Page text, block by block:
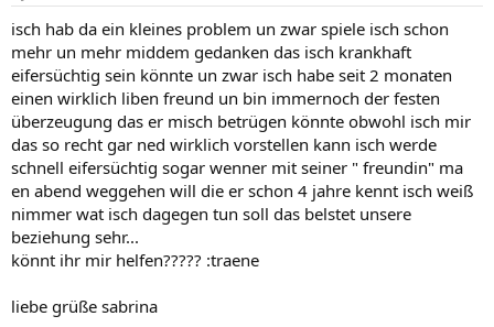
e
r
t
a
m
isch hab da ein kleines problem un zwar spiele isch schon
mehr un mehr middem gedanken das isch krankhaft
eifersüchtig sein könnte un zwar isch habe seit 2 monaten
einen wirklich liben freund un bin immernoch der festen
überzeugung das er misch betrügen könnte obwohl isch mir
das so recht gar ned wirklich vorstellen kann isch werde
schnell eifersüchtig sogar wenner mit seiner " freundin" ma
en abend weggehen will die er schon 4 jahre kennt isch weiß
nimmer wat isch dagegen tun soll das belstet unsere
beziehung sehr...
könnt ihr mir helfen????? :traene
liebe grüße sabrina